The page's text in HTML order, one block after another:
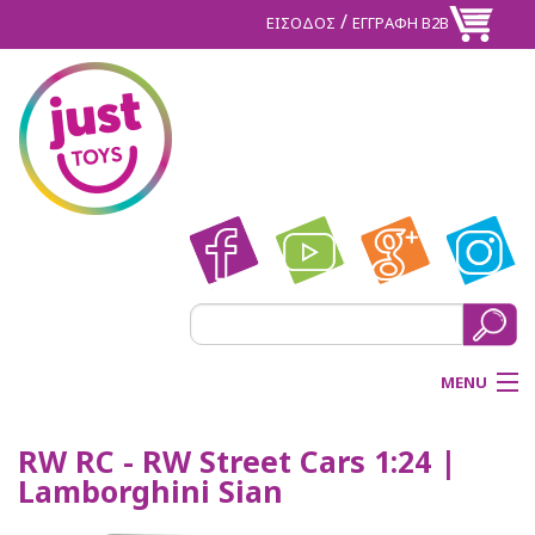
ΕΙΣΟΔΟΣ / ΕΓΓΡΑΦΗ Β2Β
MENU
ΑΡΧΙΚΗ
ΠΡΟΪΟΝΤΑ BACK
RW RC - RW Street Cars 1:24 |
Lamborghini Sian